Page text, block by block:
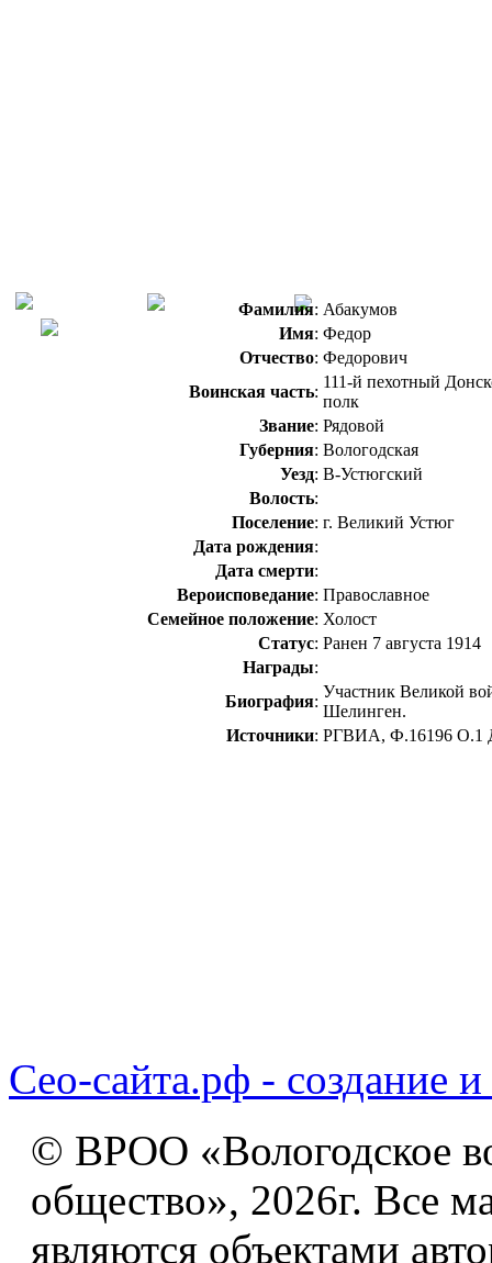
Фамилия: Абакумов
Имя: Федор
Отчество: Федорович
Воинская часть:
111-й пехотный
полк
Звание: Рядовой
Губерния: Вологодская
Уезд: В-Устюгский
Волость:
Поселение: г. Великий Устюг
Дата рождения:
Дата смерти:
Вероисповедание: Православное
Семейное положение: Холост
Статус: Ранен 7 августа 1914
Награды:
Биография:
Участник Великой
Шелинген.
Источники: РГВИА, Ф.16196 О.1
Сео-сайта.рф - создание и
© ВРОО «Вологодское
общество», 2026г. Все
являются объектами